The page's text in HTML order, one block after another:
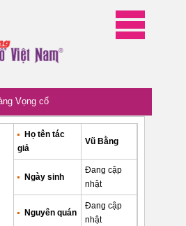
Vọng cổ
Họ tên tác
giả
Vũ Bằng
Ngày sinh
Đang cập
nhật
Nguyên quán
Đang cập
nhật